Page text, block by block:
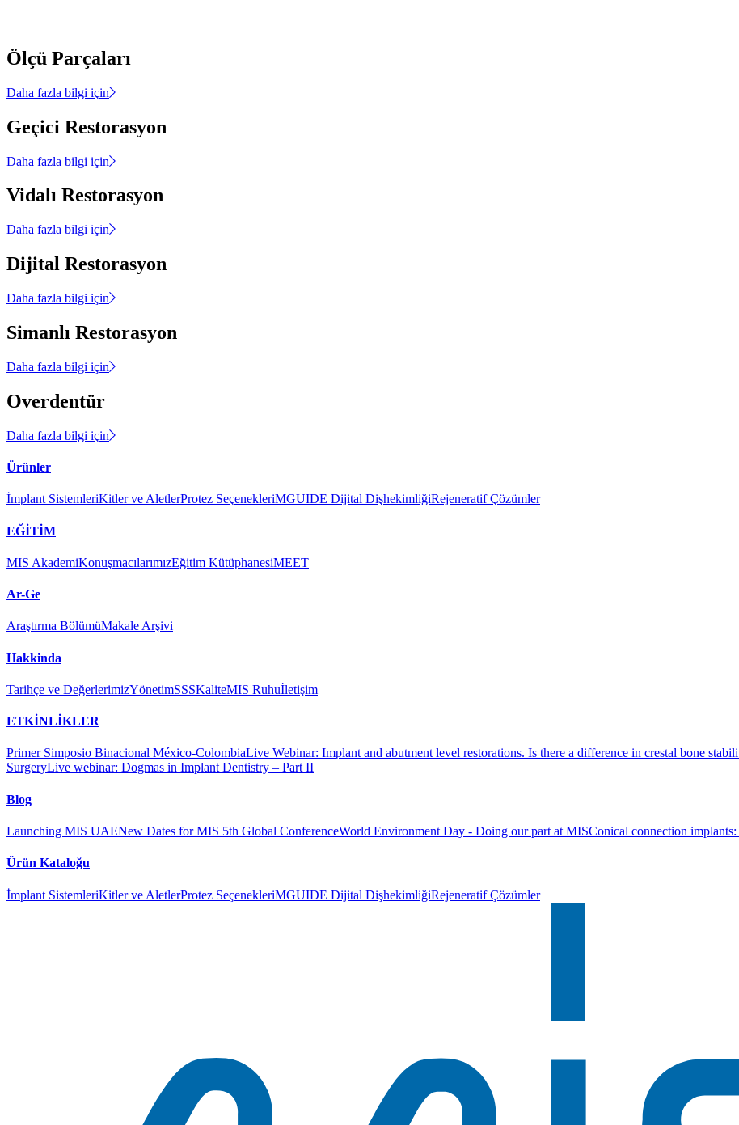
Ölçü Parçaları
Daha fazla bilgi için
Geçici Restorasyon
Daha fazla bilgi için
Vidalı Restorasyon
Daha fazla bilgi için
Dijital Restorasyon
Daha fazla bilgi için
Simanlı Restorasyon
Daha fazla bilgi için
Overdentür
Daha fazla bilgi için
Ürünler
İmplant SistemleriKitler ve AletlerProtez SeçenekleriMGUIDE Dijital DişhekimliğiRejeneratif Çözümler
EĞİTİM
MIS AkademiKonuşmacılarımızEğitim KütüphanesiMEET
Ar-Ge
Araştırma BölümüMakale Arşivi
Hakkinda
Tarihçe ve DeğerlerimizYönetimSSSKaliteMIS Ruhuİletişim
ETKİNLİKLER
Primer Simposio Binacional México-ColombiaLive Webinar: Implant and abutment level restorations. Is there a difference in crestal bone
SurgeryLive webinar: Dogmas in Implant Dentistry – Part II
Blog
Launching MIS UAENew Dates for MIS 5th Global ConferenceWorld Environment Day - Doing our part at MISConical connection
Ürün Kataloğu
İmplant SistemleriKitler ve AletlerProtez SeçenekleriMGUIDE Dijital DişhekimliğiRejeneratif Çözümler